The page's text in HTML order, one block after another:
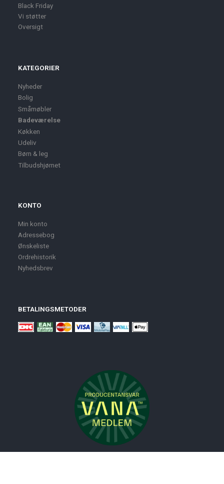
Black Friday
Vi støtter
Oversigt
KATEGORIER
Nyheder
Bolig
Småmøbler
Badeværelse
Køkken
Udeliv
Børn & leg
Tilbudshjørnet
KONTO
Min konto
Adressebog
Ønskeliste
Ordrehistorik
Nyhedsbrev
BETALINGSMETODER